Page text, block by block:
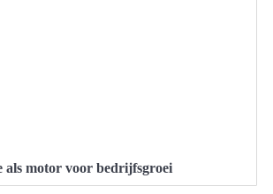
als motor voor bedrijfsgroei